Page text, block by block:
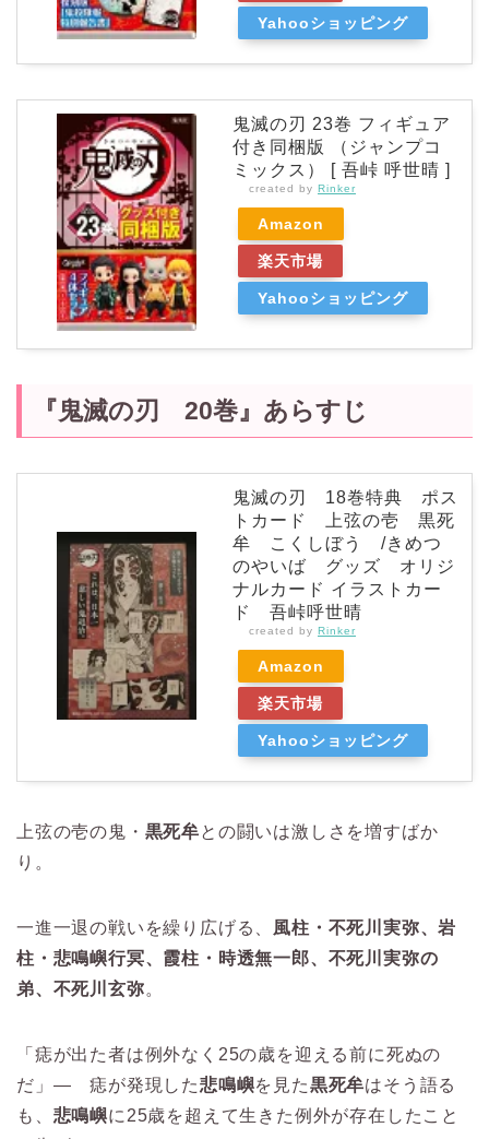
Yahooショッピング
鬼滅の刃 23巻 フィギュア
付き同梱版 （ジャンプコ
ミックス） [ 吾峠 呼世晴 ]
created by Rinker
Amazon
楽天市場
Yahooショッピング
『鬼滅の刃 20巻』あらすじ
鬼滅の刃 18巻特典 ポス
トカード 上弦の壱 黒死
牟 こくしぼう /きめつ
のやいば グッズ オリジ
ナルカード イラストカー
ド 吾峠呼世晴
created by Rinker
Amazon
楽天市場
Yahooショッピング
上弦の壱の鬼・ 黒死牟との闘いは激しさを増すばか
り。
一進一退の戦いを繰り広げる、
風柱・不死川実弥、岩
柱・悲鳴嶼行冥、霞柱・時透無一郎、不死川実弥の
弟、不死川玄弥。
「痣が出た者は例外なく25の歳を迎える前に死ぬの
だ」― 痣が発現した悲鳴嶼を見た黒死牟はそう語る
も、 悲鳴嶼に25歳を超えて生きた例外が存在したこと